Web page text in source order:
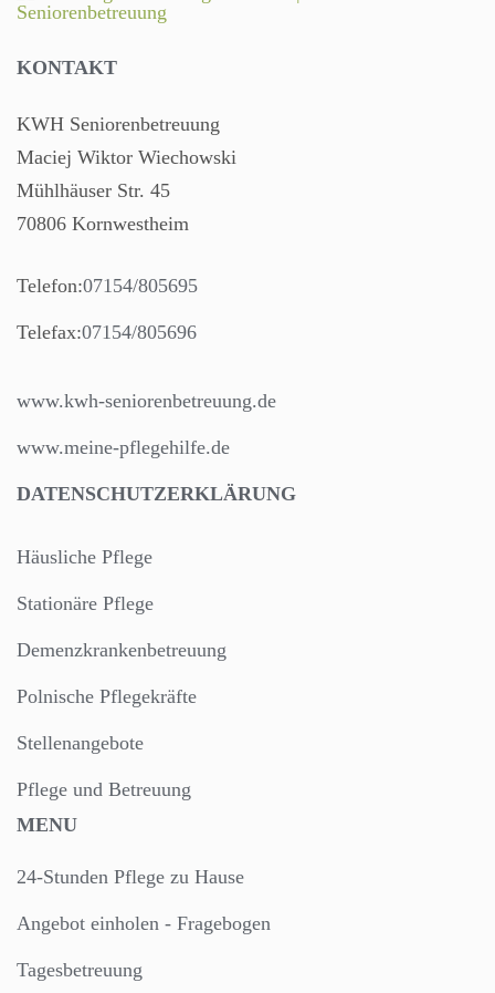
KONTAKT
KWH Seniorenbetreuung
Maciej Wiktor Wiechowski
Mühlhäuser Str. 45
70806 Kornwestheim
Telefon:07154/805695
Telefax:07154/805696
www.kwh-seniorenbetreuung.de
www.meine-pflegehilfe.de
DATENSCHUTZERKLÄRUNG
Häusliche Pflege
Stationäre Pflege
Demenzkrankenbetreuung
Polnische Pflegekräfte
Stellenangebote
Pflege und Betreuung
MENU
24-Stunden Pflege zu Hause
Angebot einholen - Fragebogen
Tagesbetreuung